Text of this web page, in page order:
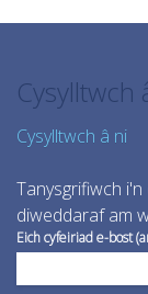
Cysylltwch
Cysylltwch â ni
Tanysgrifiwch i'n
diweddaraf am
Eich cyfeiriad e-bost